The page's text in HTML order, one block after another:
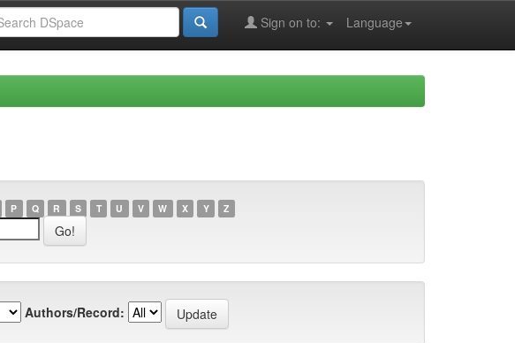
Language
Sign on to:
P Q R S T U V W X Y Z
Authors/Record: